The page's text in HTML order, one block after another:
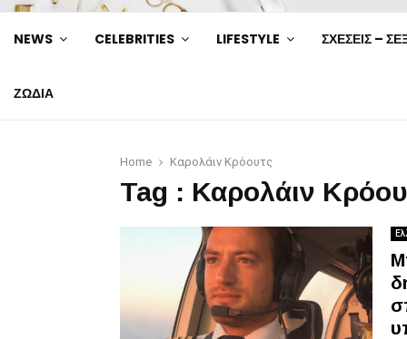
NEWS CELEBRITIES LIFESTYLE ΣΧΕΣΕΙΣ –
ΖΩΔΙΑ
Home Καρολάιν Κρόουτς
Tag : Καρολάιν